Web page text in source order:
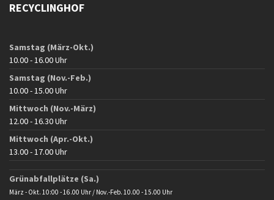
RECYCLINGHOF
Samstag (März-Okt.)
10.00 - 16.00 Uhr
Samstag (Nov.-Feb.)
10.00 - 15.00 Uhr
Mittwoch (Nov.-März)
12.00 - 16.30 Uhr
Mittwoch (Apr.-Okt.)
13.00 - 17.00 Uhr
Grünabfallplätze (Sa.)
März - Okt. 10:00 - 16.00 Uhr / Nov.-Feb. 10.00 - 15.00 Uhr